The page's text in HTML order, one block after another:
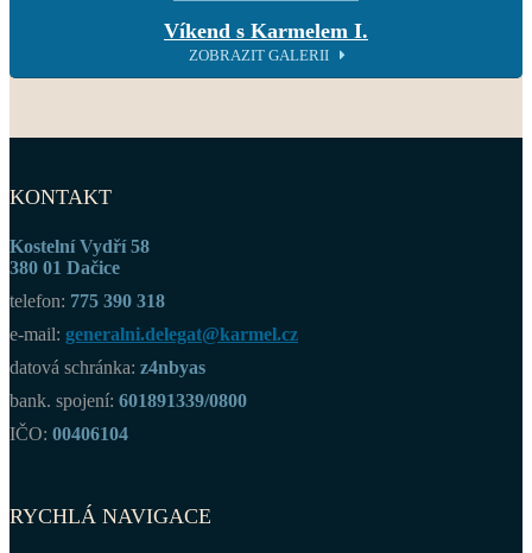
Víkend s Karmelem I.
ZOBRAZIT GALERII
KONTAKT
Kostelní Vydří 58
380 01 Dačice
telefon: 775 390 318
e-mail: generalni.delegat@karmel.cz
datová schránka: z4nbyas
bank. spojení: 601891339/0800
IČO: 00406104
RYCHLÁ NAVIGACE